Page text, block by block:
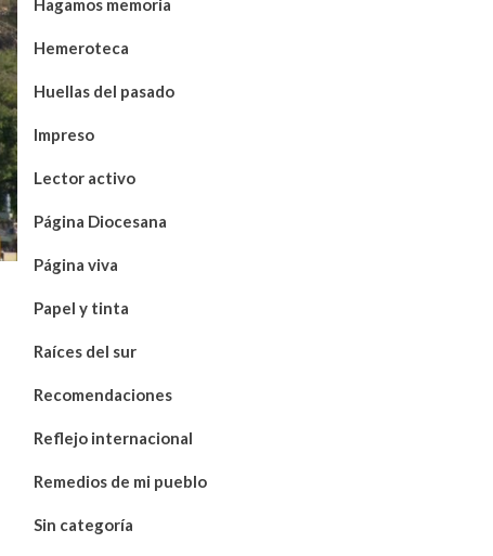
Hagamos memoria
Hemeroteca
Huellas del pasado
Impreso
Lector activo
Página Diocesana
Página viva
Papel y tinta
Raíces del sur
Recomendaciones
Reflejo internacional
Remedios de mi pueblo
Sin categoría